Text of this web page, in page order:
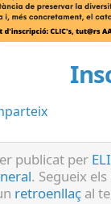
publicat per
. Segueix
retroenllaç al